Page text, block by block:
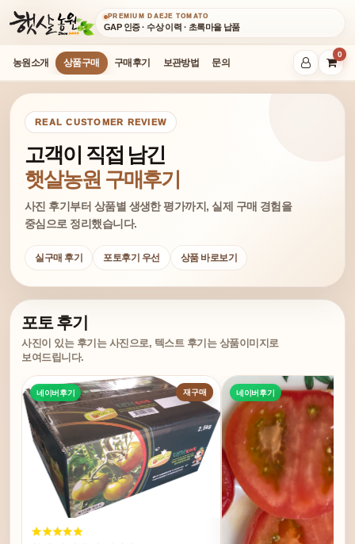
PREMIUM DAEJE TOMATO
GAP 인증 · 수상 이력 · 초록마을 납품
농원소개 상품구매 구매후기 보관방법 문의
0
REAL CUSTOMER REVIEW
고객이 직접 남긴
햇살농원 구매후기
사진 후기부터 상품별 생생한 평가까지, 실제 구매 경험을
중심으로 정리했습니다.
실구매 후기 포토후기 우선 상품 바로보기
포토 후기
사진이 있는 후기는 사진으로, 텍스트 후기는 상품이미지로
보여드립니다.
네이버후기 재구매 네이버후기